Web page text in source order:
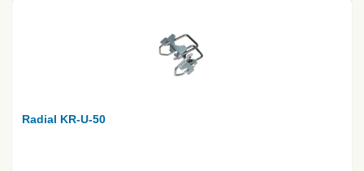
Radial KR-U-50